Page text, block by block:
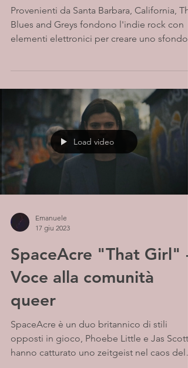
Provenienti da Santa Barbara, California,
Blues and Greys fondono l'indie rock con
elementi elettronici per creare uno sfondo
Load video
Emanuele
17 giu 2023
SpaceAcre "That Girl" -
Voce alla comunità
queer
SpaceAcre è un duo britannico di stili
opposti in gioco, Phoebe Little e Jas Scott
hanno catturato uno zeitgeist nel caos del